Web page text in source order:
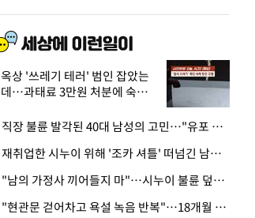
옥상 '쓰레기 테러' 범인 잡았는
데…과태료 3만원 처분에 숙박업
· 직장 불륜 발각된 40대 남성의 고민…"유포 동료 명예훼손·협박죄 고소 가능할까"
· 재취업한 시누이 위해 '조카 셔틀' 떠넘긴 남편…아내 "난 못한다"
· "남의 가정사 끼어들지 마"…시누이 불륜 덮으려는 남편에 억울한 아내
· "현관문 걷어차고 욕설 녹음 반복"…18개월 아기 키우는 집 뒤흔든 '앞집의 비극'